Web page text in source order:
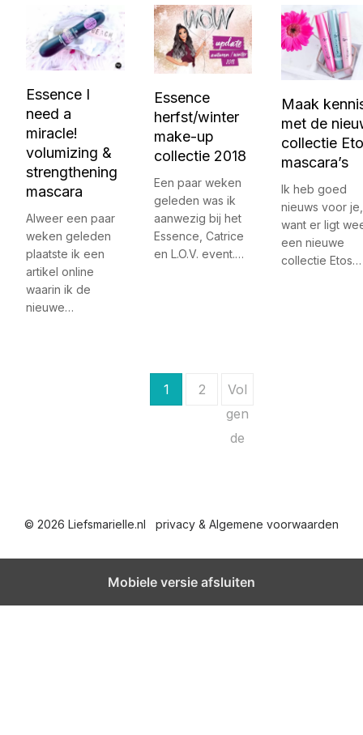
Essence I
need a
miracle!
volumizing &
strengthening
mascara
Alweer een paar
weken geleden
plaatste ik een
artikel online
waarin ik de
nieuwe…
Essence
herfst/winter
make-up
collectie 2018
Een paar weken
geleden was ik
aanwezig bij het
Essence, Catrice
en L.O.V. event.…
Maak
met de
collectie
mascara’s
Ik heb goed
nieuws voor je,
want er ligt
een nieuwe
collectie Etos…
h
t
1 2
Vol
gen
de
© 2026 Liefsmarielle.nl privacy & Algemene voorwaarden
Mobiele versie afsluiten